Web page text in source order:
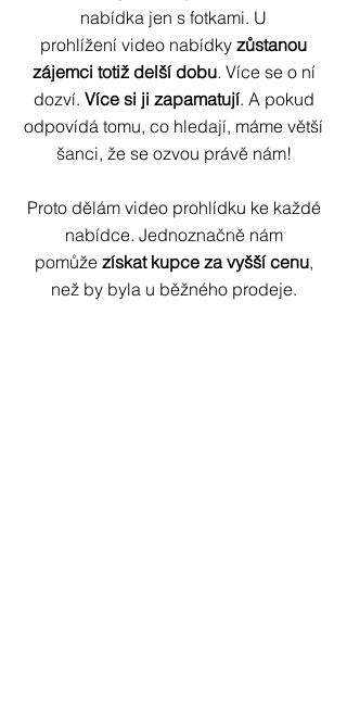
nabídka jen s fotkami. U
prohlížení video nabídky zůstanou
zájemci totiž delší dobu. Více se o ní
dozví. Více si ji zapamatují. A pokud
odpovídá tomu, co hledají, máme větší
šanci, že se ozvou právě nám!
Proto dělám video prohlídku ke každé
nabídce. Jednoznačně nám
pomůže získat kupce za vyšší cenu,
než by byla u běžného prodeje.